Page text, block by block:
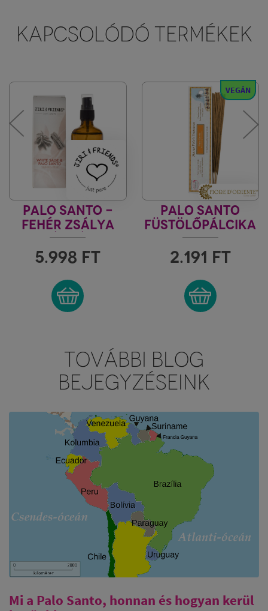
KAPCSOLÓDÓ TERMÉKEK
PALO SANTO -
FEHÉR ZSÁLYA
TÉR- ÉS
AURATISZTÍTÓ
SPRAY
5.998 FT
VEGÁN
PALO SANTO
FÜSTÖLŐPÁLCIKA
MARCO POLO'
TREASURE
2.191 FT
TOVÁBBI BLOG
BEJEGYZÉSEINK
Mi a Palo Santo, honnan és hogyan kerül